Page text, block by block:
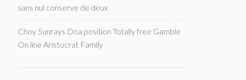
sans nul conserve de deux
Choy Sunrays Doa position Totally free Gamble
On line Aristocrat Family